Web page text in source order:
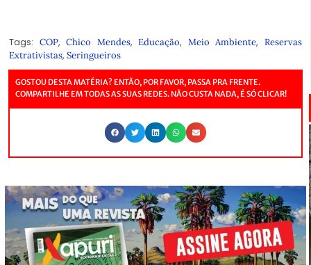
Tags: COP,Chico Mendes,Educação, Meio Ambiente,Reservas
Extrativistas, Seringueiros
GOSTOU DESTA MATÉRIA? ENTÃO, POR FAVOR, PASSA PRA FRENTE.
COMPARTILHE EM TODAS AS SUAS REDES. NÃO CUSTA NADA, É SÓ CLICAR!